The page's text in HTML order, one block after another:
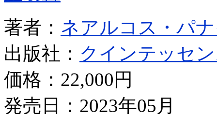
著者： ネアルコス・パ
出版社： クインテッセ
価格： 22,000円
発売日：2023年05月